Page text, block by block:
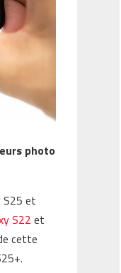
photo
S25 et
S22 et
cette